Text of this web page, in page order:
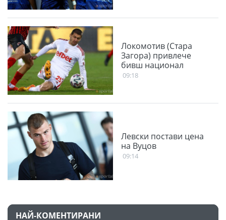
Локомотив (Стара
Загора) привлече
бивш национал
09:18
Левски постави цена
на Вуцов
09:14
НАЙ-КОМЕНТИРАНИ